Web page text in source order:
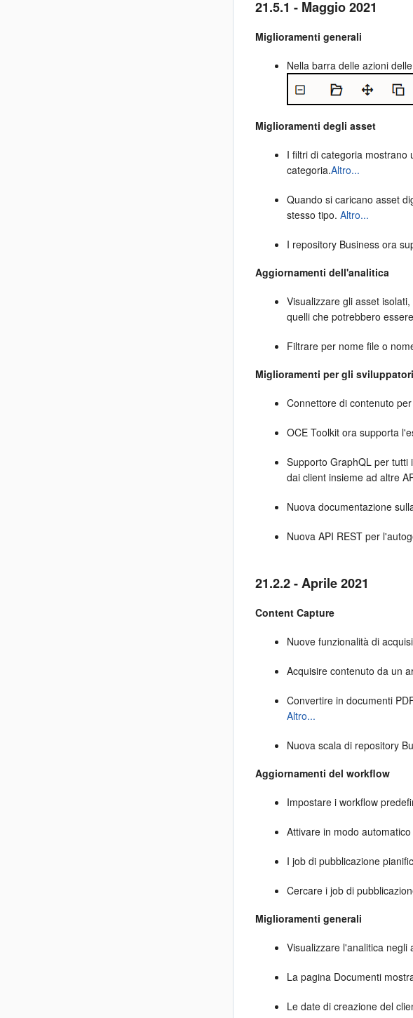
21.5.1 - Maggio 2021
Miglioramenti generali
Nella barra delle azioni
Miglioramenti degli asset
I filtri di categoria mostrano
categoria.Altro...
Quando si caricano asset
stesso tipo.Altro...
I repository Business ora
Aggiornamenti dell'analitica
Visualizzare gli asset
quelli che potrebbero
Filtrare per nome file o
Miglioramenti per gli sviluppatori
Connettore di contenuto
OCE Toolkit ora supporta
Supporto GraphQL per
dai client insieme ad altre
Nuova documentazione
Nuova API REST per
21.2.2 - Aprile 2021
Content Capture
Nuove funzionalità di
Acquisire contenuto da un
Convertire in documenti
Altro...
Nuova scala di repository
Aggiornamenti del workflow
Impostare i workflow
Attivare in modo
I job di pubblicazione
Cercare i job di
Miglioramenti generali
Visualizzare l'analitica
La pagina Documenti
Le date di creazione del